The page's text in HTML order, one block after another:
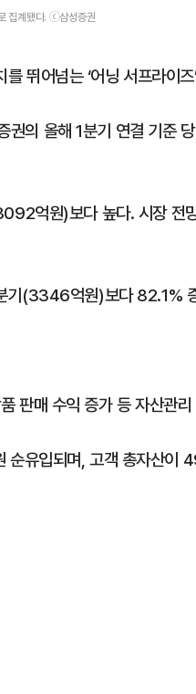
집계됐다. ⓒ삼성증권
뛰어넘는 ‘어닝 서프라이
권의 올해 1분기 연결 기준
억원)보다 높다. 시장
기(3346억원)보다 82.1%
판매 수익 증가 등 자산관
순유입되며, 고객 총자산